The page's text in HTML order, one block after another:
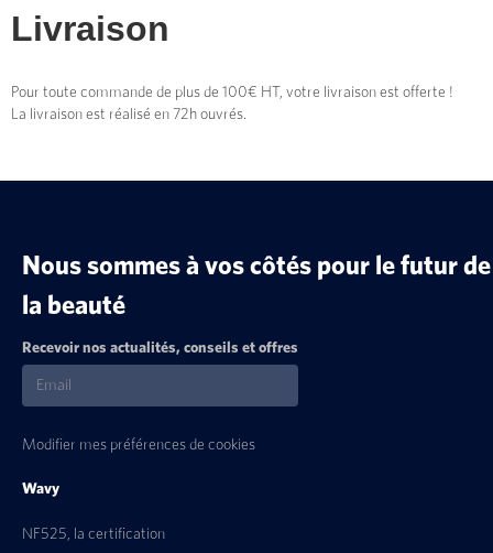
Livraison
Pour toute commande de plus de 100€ HT, votre livraison est offerte !
La livraison est réalisé en 72h ouvrés.
Nous sommes à vos côtés pour le futur de
la beauté
Recevoir nos actualités, conseils et offres
Modifier mes préférences de cookies
Wavy
NF525, la certification